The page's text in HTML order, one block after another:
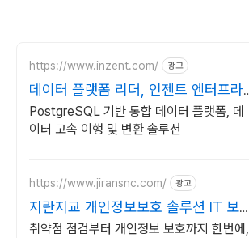
https://www.inzent.com/ 광고
데이터 플랫폼 리더, 인젠트 엔터프라
이즈 환경 대응
PostgreSQL 기반 통합 데이터 플랫폼, 데
이터 고속 이행 및 변환 솔루션
https://www.jiransnc.com/ 광고
지란지교 개인정보보호 솔루션 IT 보안
솔루션 전문기업
취약점 점검부터 개인정보 보호까지 한번에,